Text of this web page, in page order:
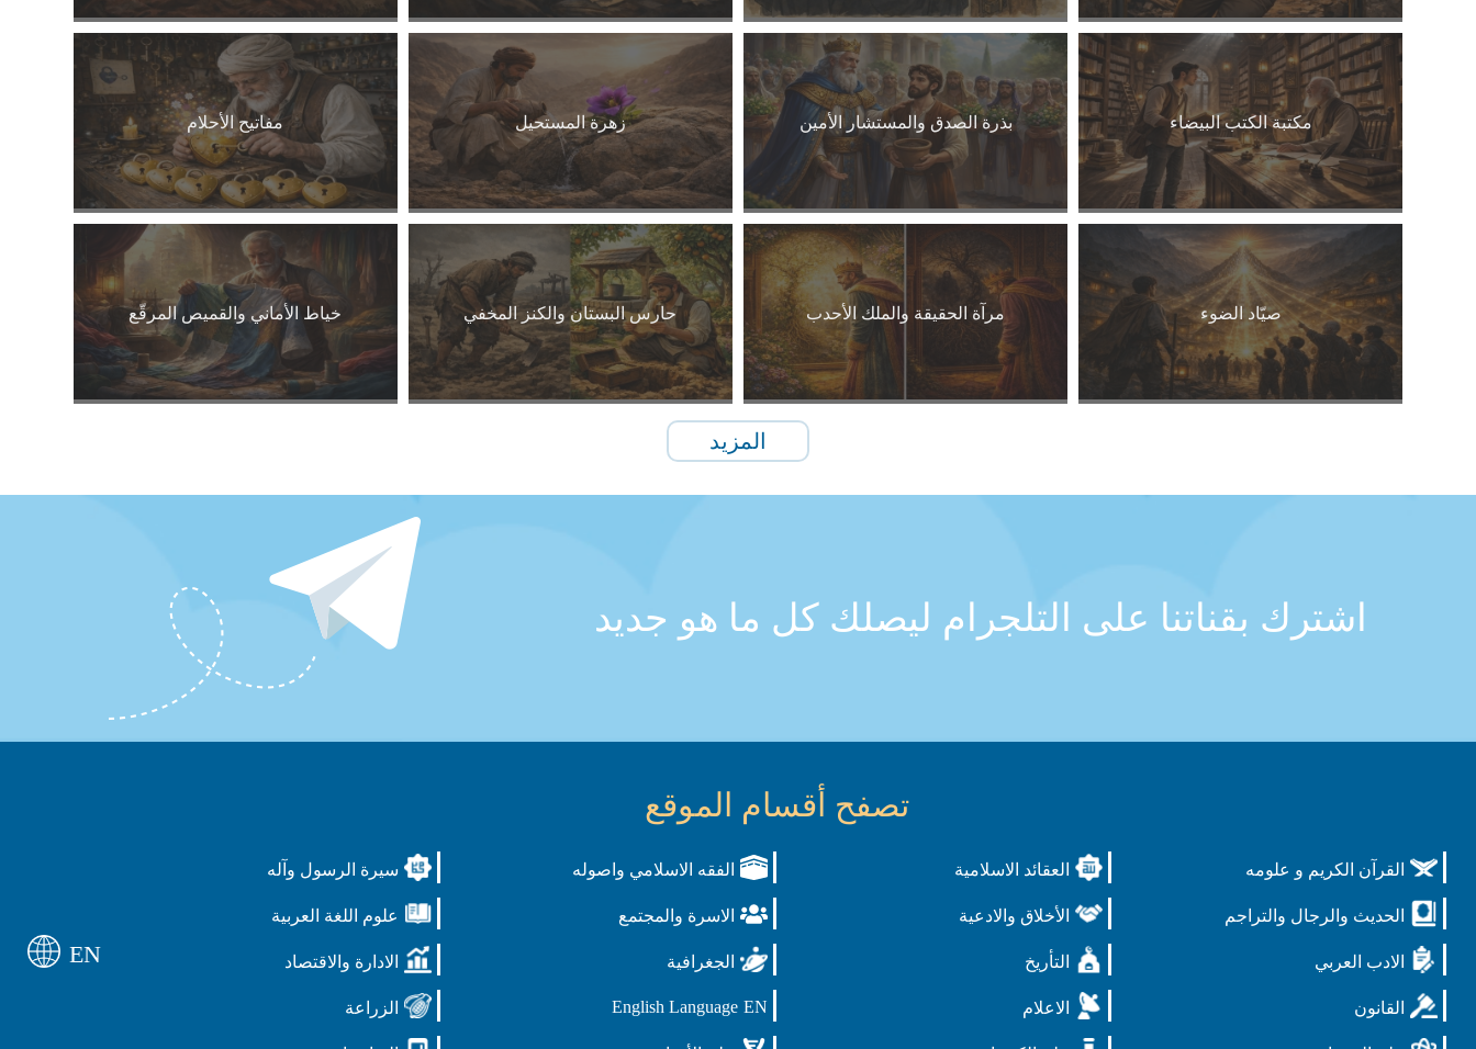
مكتبة الكتب البيضاء بذرة الصدق والمستشار الأمين زهرة المستحيل مفاتيح الأحلام
صيّاد الضوء مرآة الحقيقة والملك الأحدب حارس البستان والكنز المخفي خياط الأماني والقميص المرقّع
المزيد
اشترك بقناتنا على التلجرام ليصلك كل ما هو جديد
تصفح أقسام الموقع
القرآن الكريم و علومه العقائد الاسلامية الفقه الاسلامي واصوله سيرة الرسول وآله
الحديث والرجال والتراجم الأخلاق والادعية الاسرة والمجتمع علوم اللغة العربية
الادب العربي التأريخ الجغرافية الادارة والاقتصاد
القانون الاعلام EN
English Language الزراعة
EN